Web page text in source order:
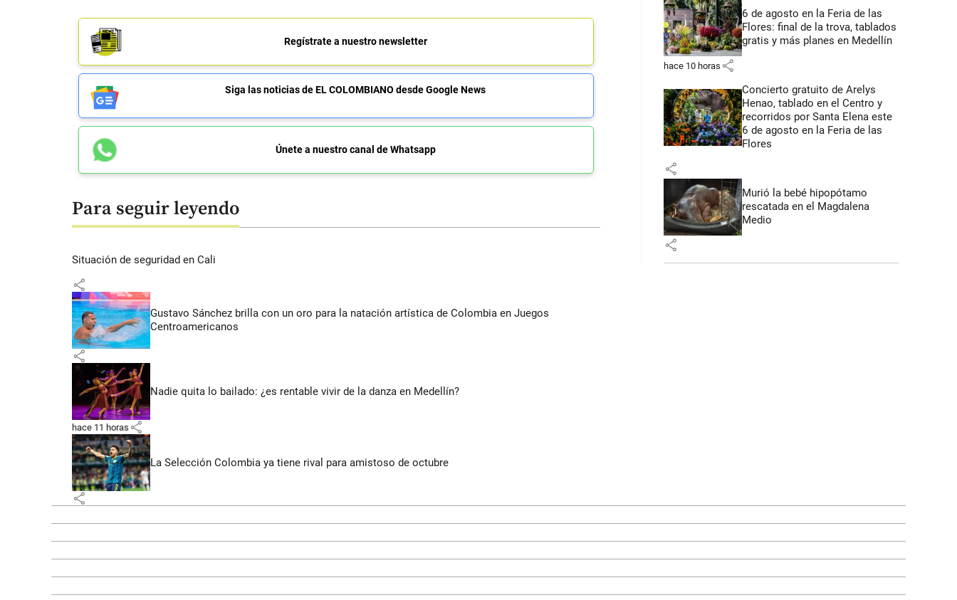
Regístrate a nuestro newsletter
Siga las noticias de EL COLOMBIANO desde Google News
Únete a nuestro canal de Whatsapp
Para seguir leyendo
Situación de seguridad en Cali
share
Gustavo Sánchez brilla con un oro para la natación artística de Colombia en Juegos
Centroamericanos
share
Nadie quita lo bailado: ¿es rentable vivir de la danza en Medellín?
hace 11 horas share
La Selección Colombia ya tiene rival para amistoso de octubre
share
6 de agosto en la Feria de las
Flores: final de la trova, tablados
gratis y más planes en Medellín
hace 10 horas share
Concierto gratuito de Arelys
Henao, tablado en el Centro y
recorridos por Santa Elena este
6 de agosto en la Feria de las
Flores
share
Murió la bebé hipopótamo
rescatada en el Magdalena
Medio
share